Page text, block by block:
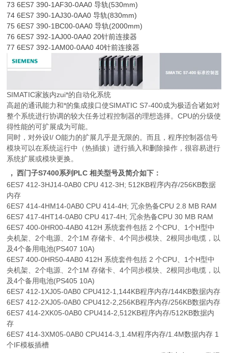
73 6ES7 390-1AF30-0AA0 导轨(530mm)
74 6ES7 390-1AJ30-0AA0 导轨(830mm)
75 6ES7 390-1BC00-0AA0 导轨(2000mm)
76 6ES7 392-1AJ00-0AA0 20针前连接器
77 6ES7 392-1AM00-0AA0 40针前连接器
SIMATIC家族内zui*的自动化系统
高超的通讯能力和*的集成接口使SIMATIC S7-400成为极适合诸如对
整个系统进行协调的较大任务过程控制器的理想选择。CPU的分级使
得性能的可扩展成为可能。
同时，对外设I/ O能力的扩展几乎是无限的。而且，程序控制器信号
模块可以在系统运行中（热插拔）进行插入和删除操作，很容易进行
系统扩展或模块更换。
，西门子S7400系列PLC 相关型号及简介如下：
6ES7 412-3HJ14-0AB0 CPU 412-3H; 512KB程序内存/256KB数据
内存
6ES7 414-4HM14-0AB0 CPU 414-4H; 冗余热备CPU 2.8 MB RAM
6ES7 417-4HT14-0AB0 CPU 417-4H; 冗余热备CPU 30 MB RAM
6ES7 400-0HR00-4AB0 412H 系统套件包括 2 个CPU、1个H型中
央机架、2个电源、2个1M 存储卡、4个同步模块、2根同步电缆，以
及4个备用电池(PS407 10A)
6ES7 400-0HR50-4AB0 412H 系统套件包括 2 个CPU、1个H型中
央机架、2个电源、2个1M 存储卡、4个同步模块、2根同步电缆，以
及4个备用电池(PS405 10A)
6ES7 412-1XJ05-0AB0 CPU412-1,144KB程序内存/144KB数据内存
6ES7 412-2XJ05-0AB0 CPU412-2,256KB程序内存/256KB数据内存
6ES7 414-2XK05-0AB0 CPU414-2,512KB程序内存/512KB数据内
存
6ES7 414-3XM05-0AB0 CPU414-3,1.4M程序内存/1.4M数据内存 1
个IF模板插槽